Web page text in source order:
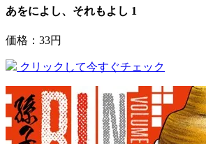
あをによし、それもよし 1
価格：33円
クリックして今すぐチェック